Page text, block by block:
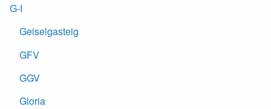
G-I
Geiselgasteig
GFV
GGV
Gloria